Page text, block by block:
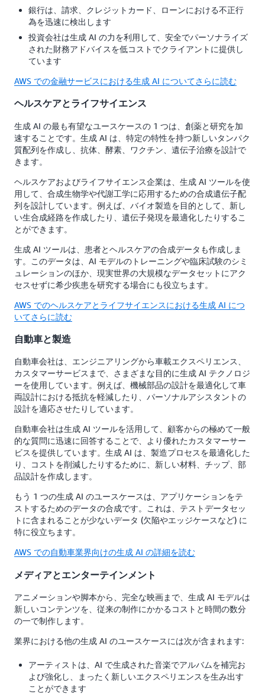
銀行は、請求、クレジットカード、ローンにおける不正行
為を迅速に検出します
投資会社は生成 AI の力を利用して、安全でパーソナライズ
された財務アドバイスを低コストでクライアントに提供し
ています
AWS での金融サービスにおける生成 AI についてさらに読む
ヘルスケアとライフサイエンス
生成 AI の最も有望なユースケースの 1 つは、創薬と研究を加
速することです。生成 AI は、特定の特性を持つ新しいタンパク
質配列を作成し、抗体、酵素、ワクチン、遺伝子治療を設計で
きます。
ヘルスケアおよびライフサイエンス企業は、生成 AI ツールを使
用して、合成生物学や代謝工学に応用するための合成遺伝子配
列を設計しています。例えば、バイオ製造を目的として、新し
い生合成経路を作成したり、遺伝子発現を最適化したりするこ
とができます。
生成 AI ツールは、患者とヘルスケアの合成データも作成しま
す。このデータは、AI モデルのトレーニングや臨床試験のシミ
ュレーションのほか、現実世界の大規模なデータセットにアク
セスせずに希少疾患を研究する場合にも役立ちます。
AWS でのヘルスケアとライフサイエンスにおける生成 AI につ
いてさらに読む
自動車と製造
自動車会社は、エンジニアリングから車載エクスペリエンス、
カスタマーサービスまで、さまざまな目的に生成 AI テクノロジ
ーを使用しています。例えば、機械部品の設計を最適化して車
両設計における抵抗を軽減したり、パーソナルアシスタントの
設計を適応させたりしています。
自動車会社は生成 AI ツールを活用して、顧客からの極めて一般
的な質問に迅速に回答することで、より優れたカスタマーサー
ビスを提供しています。生成 AI は、製造プロセスを最適化した
り、コストを削減したりするために、新しい材料、チップ、部
品設計を作成します。
もう 1 つの生成 AI のユースケースは、アプリケーションをテ
ストするためのデータの合成です。これは、テストデータセッ
トに含まれることが少ないデータ (欠陥やエッジケースなど) に
特に役立ちます。
AWS での自動車業界向けの生成 AI の詳細を読む
メディアとエンターテインメント
アニメーションや脚本から、完全な映画まで、生成 AI モデルは
新しいコンテンツを、従来の制作にかかるコストと時間の数分
の一で制作します。
業界における他の生成 AI のユースケースには次が含まれます:
アーティストは、AI で生成された音楽でアルバムを補完お
よび強化し、まったく新しいエクスペリエンスを生み出す
ことができます